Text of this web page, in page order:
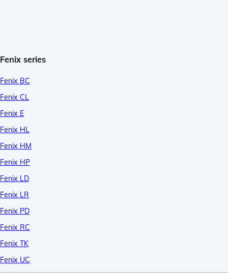
Fenix series
Fenix BC
Fenix CL
Fenix E
Fenix HL
Fenix HM
Fenix HP
Fenix LD
Fenix LR
Fenix PD
Fenix RC
Fenix TK
Fenix UC